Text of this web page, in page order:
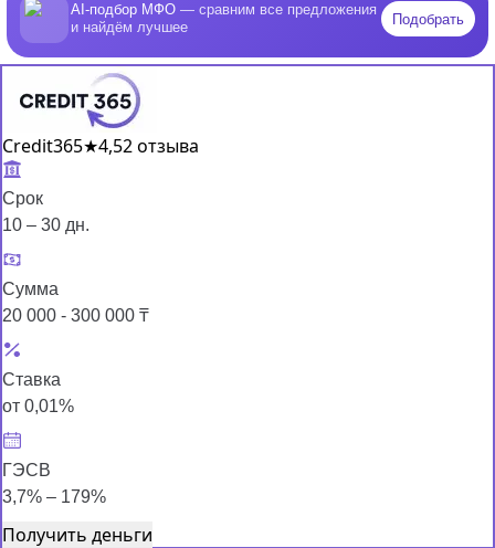
AI-подбор МФО — сравним все предложения
и найдём лучшее
Подобрать
Credit365★4,52 отзыва
Срок
10 – 30 дн.
Сумма
20 000 - 300 000 ₸
Ставка
от 0,01%
ГЭСВ
3,7% – 179%
Получить деньги